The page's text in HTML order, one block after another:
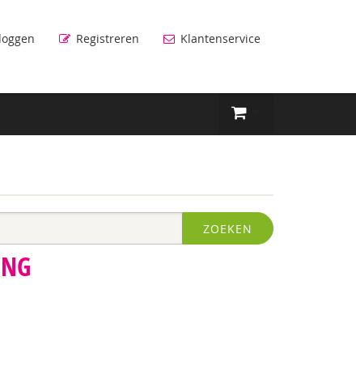
Registreren Klantenservice
ZOEKEN